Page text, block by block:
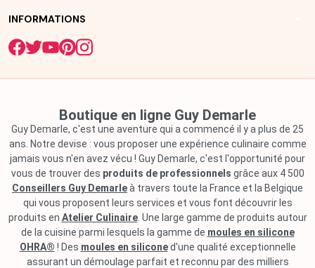
INFORMATIONS
Boutique en ligne Guy Demarle
Guy Demarle, c'est une aventure qui a commencé il y a plus de 25
ans. Notre devise : vous proposer une expérience culinaire comme
jamais vous n'en avez vécu ! Guy Demarle, c'est l'opportunité pour
vous de trouver des produits de professionnels grâce aux 4 500
Conseillers Guy Demarleà travers toute la France et la Belgique
qui vous proposent leurs services et vous font découvrir les
produits en Atelier Culinaire. Une large gamme de produits autour
de la cuisine parmi lesquels la gamme de moules en silicone
OHRA® ! Des moules en siliconed'une qualité exceptionnelle
assurant un démoulage parfait et reconnu par des milliers